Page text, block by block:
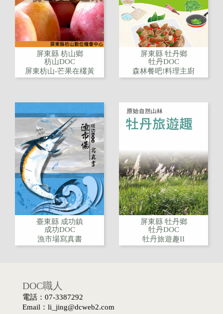
屏東縣 枋山鄉
枋山DOC
屏東枋山-芒果在欉黃
屏東縣 牡丹鄉
牡丹DOC
森林餐吧!料理主廚
臺東縣 成功鎮
成功DOC
漁市場寫真書
屏東縣 牡丹鄉
牡丹DOC
牡丹旅遊趣II
DOC職人
電話：07-3387292
Email：li_jing@dcweb2.com